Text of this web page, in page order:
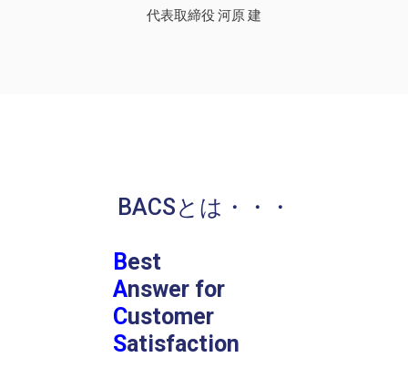
代表取締役 河原 建
BACSとは・・・
Best
Answer for
Customer
Satisfaction